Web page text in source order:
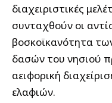
διαχειριστικές
συνταχθούν οι
βοσκοϊκανότητα
δασών του νησιού
αειφορική
ελαφιών.